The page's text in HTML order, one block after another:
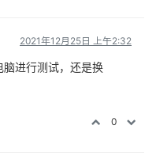
2021年12月25日 上午2:32
进行测试，还是换
0